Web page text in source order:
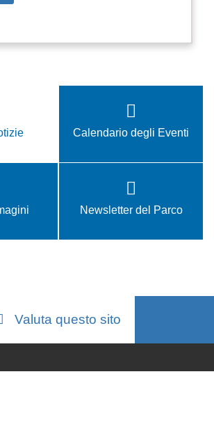
Calendario degli Eventi
Newsletter del Parco
Valuta questo sito